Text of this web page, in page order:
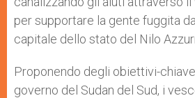
per supportare la gente fuggita
capitale dello stato del Nilo
Proponendo degli obiettivi-
governo del Sudan del Sud, i